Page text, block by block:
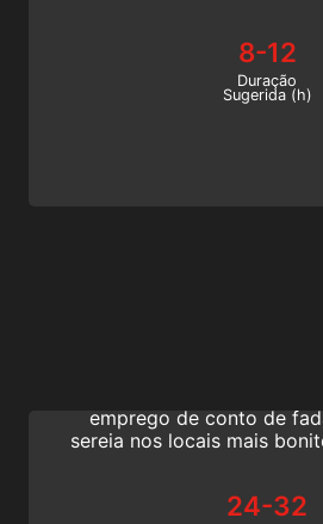
habilidades básicas de
programa de nível
8-12
Duração
Sugerida (h)
emprego de conto de
sereia nos locais mais
mundo!
24-32